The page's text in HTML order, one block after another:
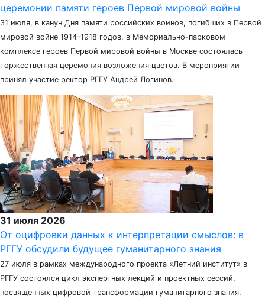
церемонии памяти героев Первой мировой войны
31 июля, в канун Дня памяти российских воинов, погибших в Первой
мировой войне 1914–1918 годов, в Мемориально-парковом
комплексе героев Первой мировой войны в Москве состоялась
торжественная церемония возложения цветов. В мероприятии
принял участие ректор РГГУ Андрей Логинов.
31 июля 2026
От оцифровки данных к интерпретации смыслов: в
РГГУ обсудили будущее гуманитарного знания
27 июля в рамках международного проекта «Летний институт» в
РГГУ состоялся цикл экспертных лекций и проектных сессий,
посвященных цифровой трансформации гуманитарного знания.